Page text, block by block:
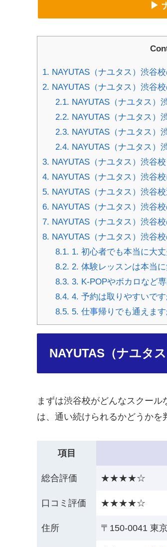
▶
1. NAYUTAS（ナユタス）渋谷
2. NAYUTAS（ナユタス）渋谷
2.1. NAYUTAS（ナユタス）
2.2. NAYUTAS（ナユタス）
2.3. NAYUTAS（ナユタス）
2.4. NAYUTAS（ナユタス）
3. NAYUTAS（ナユタス）渋谷
4. NAYUTAS（ナユタス）渋谷
5. NAYUTAS（ナユタス）渋谷
6. NAYUTAS（ナユタス）渋谷
7. NAYUTAS（ナユタス）渋谷
8. NAYUTAS（ナユタス）渋谷
8.1. 1. 初心者でも本当に大
8.2. 2. 体験レッスンは本当
8.3. 3. K-POPやボカロなど
8.4. 4. 予約は取りやすいです
8.5. 5. 仕事帰りでも通えます
NAYUTAS（ナユタ
まずは渋谷校がどんなスクー
は、通い続けられるかどうかを
項目
総合評価 ★★★★☆
口コミ評価 ★★★★☆
住所 〒150-0041 東